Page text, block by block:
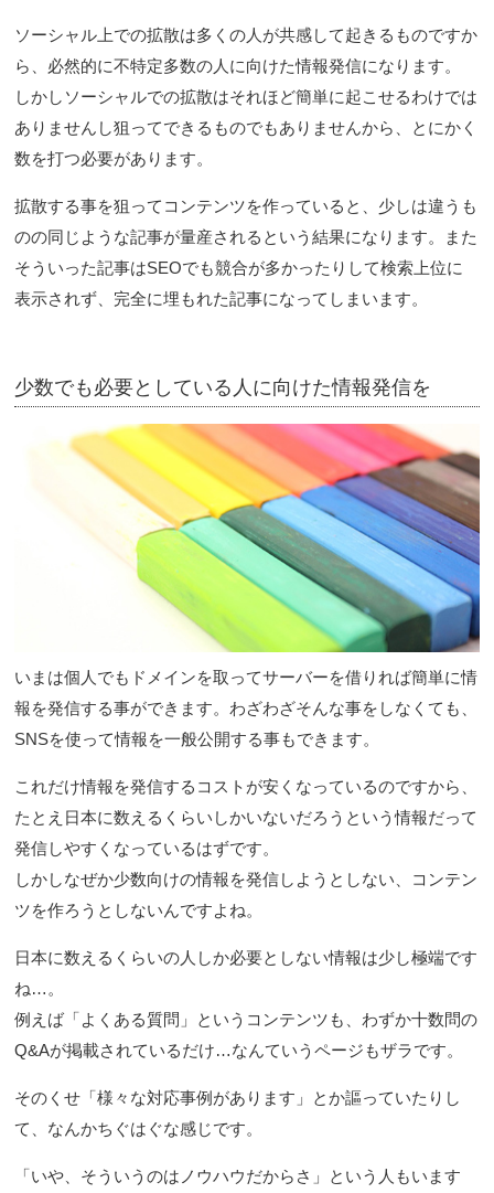
ソーシャル上での拡散は多くの人が共感して起きるものですか
ら、必然的に不特定多数の人に向けた情報発信になります。
しかしソーシャルでの拡散はそれほど簡単に起こせるわけでは
ありませんし狙ってできるものでもありませんから、とにかく
数を打つ必要があります。
拡散する事を狙ってコンテンツを作っていると、少しは違うも
のの同じような記事が量産されるという結果になります。また
そういった記事はSEOでも競合が多かったりして検索上位に
表示されず、完全に埋もれた記事になってしまいます。
少数でも必要としている人に向けた情報発信を
いまは個人でもドメインを取ってサーバーを借りれば簡単に情
報を発信する事ができます。わざわざそんな事をしなくても、
SNSを使って情報を一般公開する事もできます。
これだけ情報を発信するコストが安くなっているのですから、
たとえ日本に数えるくらいしかいないだろうという情報だって
発信しやすくなっているはずです。
しかしなぜか少数向けの情報を発信しようとしない、コンテン
ツを作ろうとしないんですよね。
日本に数えるくらいの人しか必要としない情報は少し極端です
ね…。
例えば「よくある質問」というコンテンツも、わずか十数問の
Q&Aが掲載されているだけ…なんていうページもザラです。
そのくせ「様々な対応事例があります」とか謳っていたりし
て、なんかちぐはぐな感じです。
「いや、そういうのはノウハウだからさ」という人もいます